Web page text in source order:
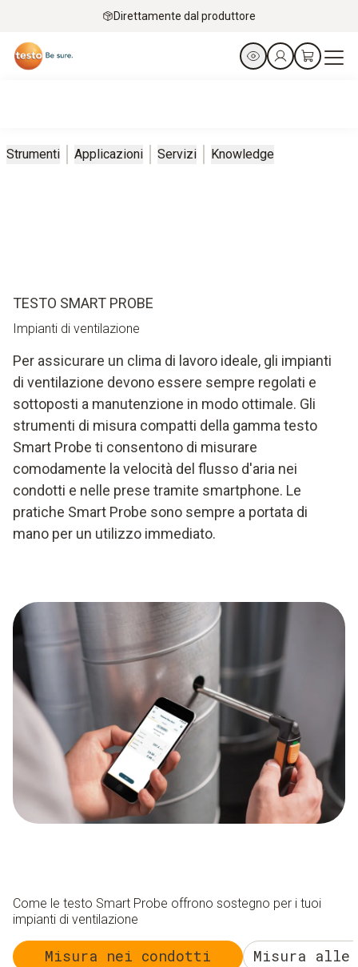
Direttamente dal produttore
Strumenti Applicazioni Servizi Knowledge
TESTO SMART PROBE
Impianti di ventilazione
Per assicurare un clima di lavoro ideale, gli impianti
di ventilazione devono essere sempre regolati e
sottoposti a manutenzione in modo ottimale. Gli
strumenti di misura compatti della gamma testo
Smart Probe ti consentono di misurare
comodamente la velocità del flusso d'aria nei
condotti e nelle prese tramite smartphone. Le
pratiche Smart Probe sono sempre a portata di
mano per un utilizzo immediato.
Come le testo Smart Probe offrono sostegno per i tuoi
impianti di ventilazione
Misura nei condotti Misura alle